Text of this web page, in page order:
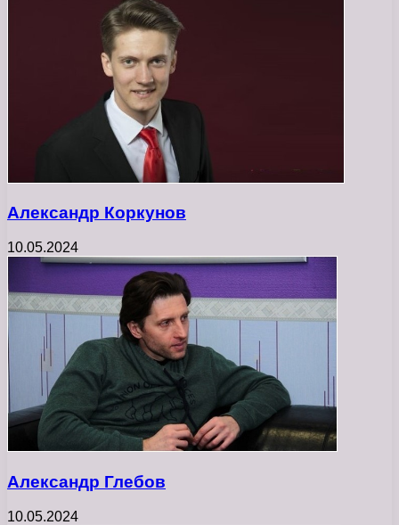
Александр Коркунов
10.05.2024
Александр Глебов
10.05.2024